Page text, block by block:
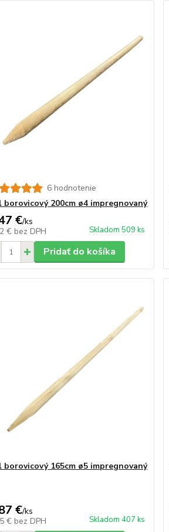
6 hodnotenie
borovicový 200cm ø4 impregnovaný
€/ks
€ bez DPH Skladom 509 ks
Pridať do košíka
borovicový 165cm ø5 impregnovaný
€/ks
€ bez DPH Skladom 407 ks